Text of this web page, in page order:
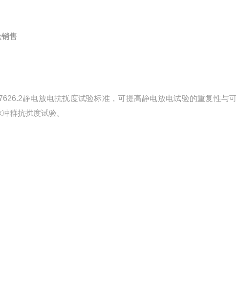
售
静电放电抗扰度试验标准，可提高静电放电试验的重复性与
群抗扰度试验。